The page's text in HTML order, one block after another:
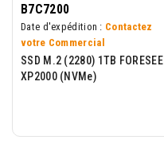
B7C7200
Date d'expédition : Contactez
votre Commercial
SSD M.2 (2280) 1TB FORESEE
XP2000 (NVMe)